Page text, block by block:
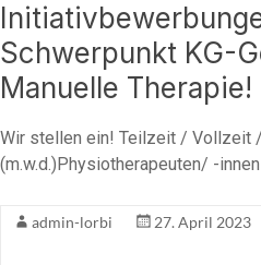
Schwerpunkt KG-
Manuelle Therapie!
Wir stellen ein! Teilzeit / Vollzeit
(m.w.d.)Physiotherapeuten/ -innen
admin-lorbi 27. April 2023